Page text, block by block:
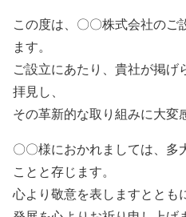
この度は、〇〇株式会社の
ます。
ご設立にあたり、貴社が掲げ
拝見し、
その革新的な取り組みに大変
〇〇様におかれましては、多
ことと存じます。
心より敬意を表しますととも